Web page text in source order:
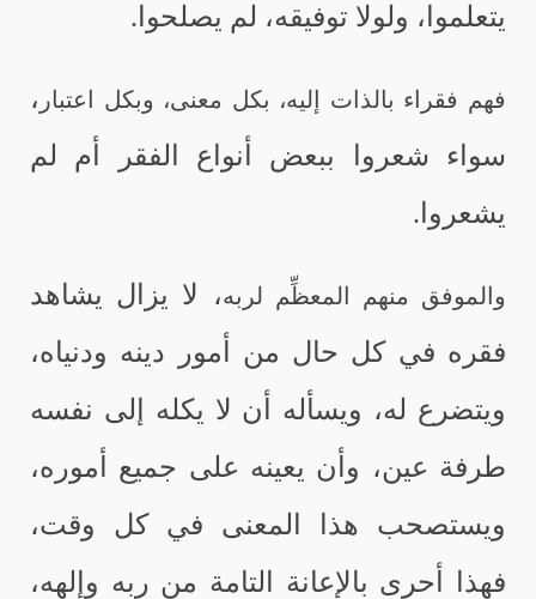
يتعلموا، ولولا توفيقه، لم يصلحوا.
فهم فقراء بالذات إليه، بكل معنى، وبكل اعتبار ،
سواء شعروا ببعض أنواع الفقر أم لم
يشعروا.
والموفق منهم المعظِّم لربه، لا يزال يشاهد
فقره في كل حال من أمور دينه ودنياه،
ويتضرع له، ويسأله أن لا يكله إلى نفسه
طرفة عين، وأن يعينه على جميع أموره،
ويستصحب هذا المعنى في كل وقت،
فهذا أحرى بالإعانة التامة من ربه وإلهه،